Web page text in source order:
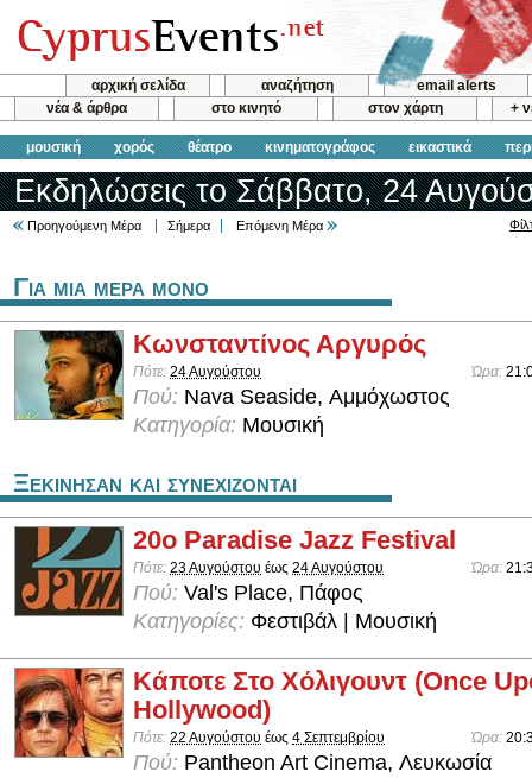
αρχική σελίδα αναζήτηση
email alerts
νέα & άρθρα
στο κινητό στον χάρτη +
μουσική χορός θέατρο κινηματογράφος εικαστικά
Εκδηλώσεις το Σάββατο, 24
Προηγούμενη Μέρα Σήμερα Επόμενη Μέρα
Για μια μερα μονο
Κωνσταντίνος Αργυρός
Πότε: 24 Αυγούστου Ώρα:
Πού: Nava Seaside, Αμμόχωστος
Κατηγορία: Μουσική
Ξεκινησαν και συνεχιζονται
20ο Paradise Jazz Festival
Πότε: 23 Αυγούστου έως 24 Αυγούστου Ώρα:
Πού: Val's Place, Πάφος
Κατηγορίες: Φεστιβάλ | Μουσική
Κάποτε Στο Χόλιγουντ (Once
Hollywood)
Πότε: 22 Αυγούστου έως 4 Σεπτεμβρίου Ώρα:
Πού: Pantheon Art Cinema, Λευκωσία